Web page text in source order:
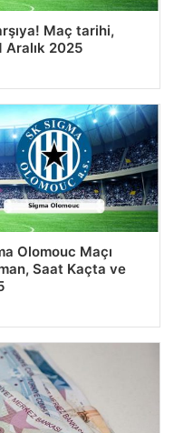
Maç tarihi,
Aralık 2025
Olomouc Maçı
Saat Kaçta ve